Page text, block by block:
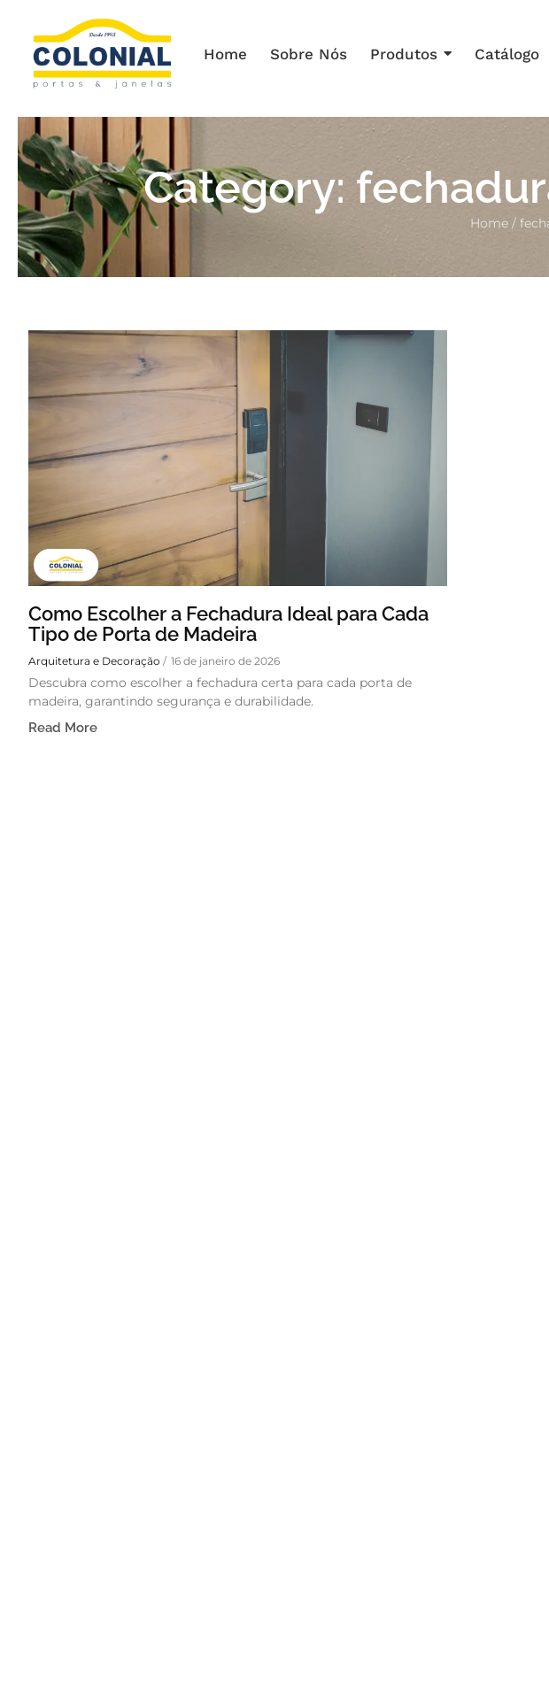
Home Sobre Nós Produtos Catálogo
Category:
Home /
Como Escolher a Fechadura Ideal para Cada
Tipo de Porta de Madeira
Arquitetura e Decoração / 16 de janeiro de 2026
Descubra como escolher a fechadura certa para cada porta de
madeira, garantindo segurança e durabilidade.
Read More